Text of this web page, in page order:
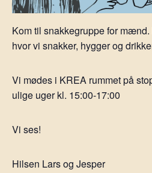
Kom til snakkegruppe for
hvor vi snakker, hygger og
Vi mødes i KREA rummet på
ulige uger kl. 15:00-17:00
Vi ses!
Hilsen Lars og Jesper